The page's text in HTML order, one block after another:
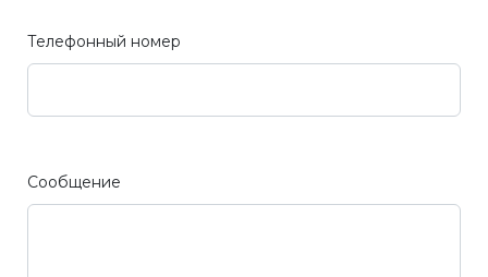
Телефонный номер
Сообщение